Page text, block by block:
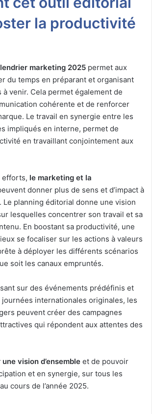
la productivité
marketing 2025 permet aux
du temps en préparant et organisant
venir. Cela permet également de
cohérente et de renforcer
Le travail en synergie entre les
impliqués en interne, permet de
en travaillant conjointement aux
efforts, le marketing et la
donner plus de sens et d’impact à
Le planning éditorial donne une vision
lesquelles concentrer son travail et sa
En boostant sa productivité, une
se focaliser sur les actions à valeurs
à déployer les différents scénarios
soit les canaux empruntés.
sur des événements prédéfinis et
internationales originales, les
peuvent créer des campagnes
qui répondent aux attentes des
vision d’ensemble et de pouvoir
et en synergie, sur tous les
cours de l’année 2025.